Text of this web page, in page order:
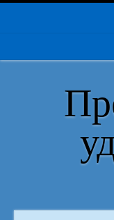
Skip